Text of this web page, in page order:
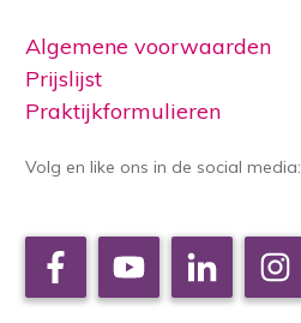
Algemene voorwaarden
Prijslijst
Praktijkformulieren
Volg en like ons in de social media: